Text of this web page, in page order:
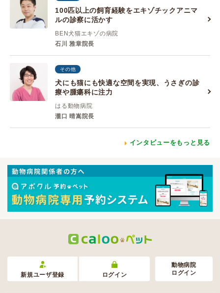
100匹以上の飼育経験をエキゾチックアニマ
ルの診察に活かす
BEN犬猫エキゾの病院
石川 雅章院長
その他
犬にも猫にも快適な空間を実現、うさぎの診
療や腫瘍科に注力
はる動物病院
瀧口 晴嵩院長
インタビューをもっと見る
新規ユーザ登録 ログイン
動物病院
ログイン